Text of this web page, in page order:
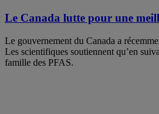
Le Canada lutte pour une
Le gouvernement du Canada a
Les scientifiques soutiennent qu’en
famille des PFAS.